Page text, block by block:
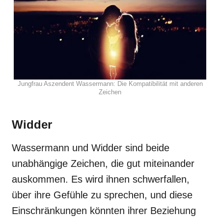
Jungfrau Aszendent Wassermann: Die Kompatibilität mit anderen
Zeichen
Widder
Wassermann und Widder sind beide
unabhängige Zeichen, die gut miteinander
auskommen. Es wird ihnen schwerfallen,
über ihre Gefühle zu sprechen, und diese
Einschränkungen könnten ihrer Beziehung